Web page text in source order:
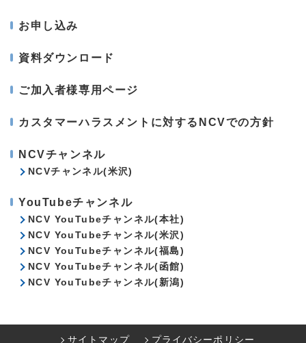
お申し込み
資料ダウンロード
ご加入者様専用ページ
カスタマーハラスメントに対するNCVでの方針
NCVチャンネル
NCVチャンネル(米沢)
YouTubeチャンネル
NCV YouTubeチャンネル(本社)
NCV YouTubeチャンネル(米沢)
NCV YouTubeチャンネル(福島)
NCV YouTubeチャンネル(函館)
NCV YouTubeチャンネル(新潟)
サイトマップ プライバシーポリシー